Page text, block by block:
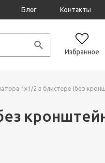
Блог Контакты
Избранное
1х1/2 в блистере (без